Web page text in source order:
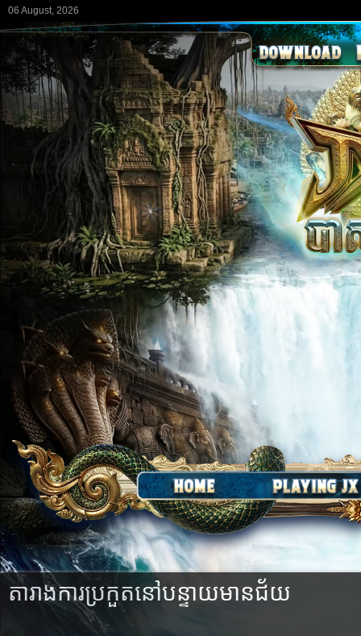
06 August, 2026
តារាង​ការ​ប្រកួត​នៅ​បន្ទាយ​មាន​ជ័យ